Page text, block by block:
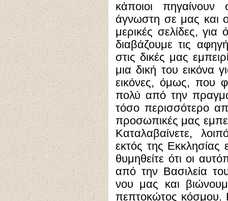
κάποιοι
άγνωστη σε μας και
μερικές σελίδες,
διαβάζουμε τις
στις δικές μας
μια δική του εικόνα
εικόνες, όμως, που
πολύ από την
τόσο περισσότερο
προσωπικές μας
Καταλαβαίνετε,
εκτός της Εκκλησίας
θυμηθείτε ότι οι
από την Βασιλεία
νου μας και
πεπτοκώτος κόσμου.